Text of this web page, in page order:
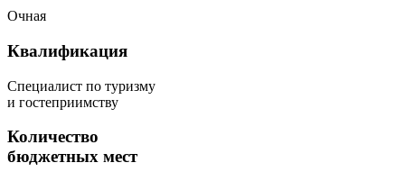
Очная
Квалификация
Специалист по туризму
и гостеприимству
Количество
бюджетных мест